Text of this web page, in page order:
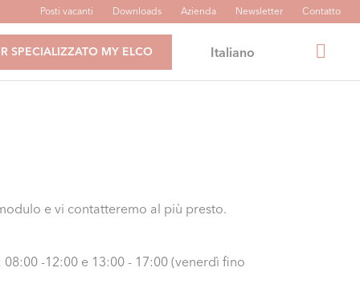
Posti vacanti Downloads Azienda Newsletter Contatto
SPECIALIZZATO MY ELCO Italiano
e vi contatteremo al più presto.
-12:00 e 13:00 - 17:00 (venerdì fino